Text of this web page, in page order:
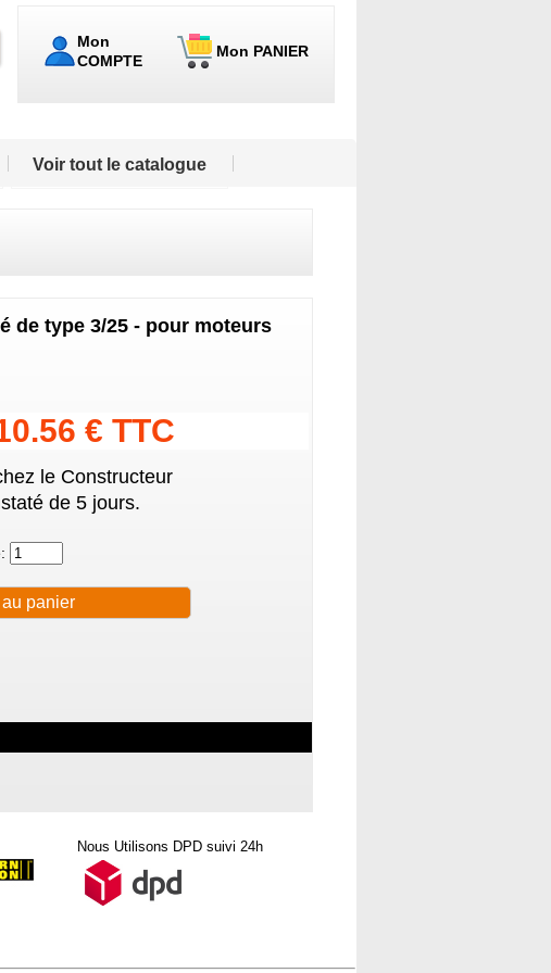
Mon
COMPTE
Mon PANIER
Voir tout le catalogue
de type 3/25 - pour moteurs
€ TTC
le Constructeur
de 5 jours.
Nous Utilisons DPD suivi 24h